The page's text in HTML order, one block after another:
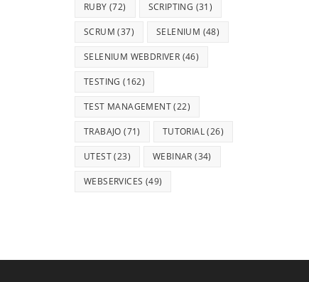
RUBY (72) SCRIPTING (31)
SCRUM (37) SELENIUM (48)
SELENIUM WEBDRIVER (46)
TESTING (162)
TEST MANAGEMENT(22)
TRABAJO (71) TUTORIAL(26)
UTEST(23) WEBINAR (34)
WEBSERVICES (49)